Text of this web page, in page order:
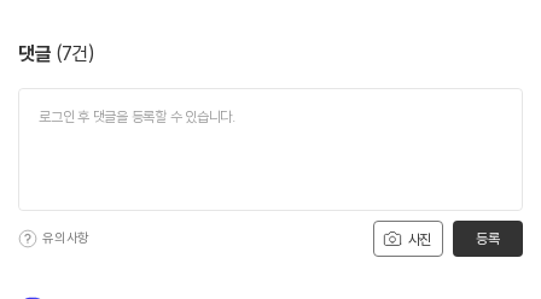
댓글 (7건)
사진
유의사항 등록